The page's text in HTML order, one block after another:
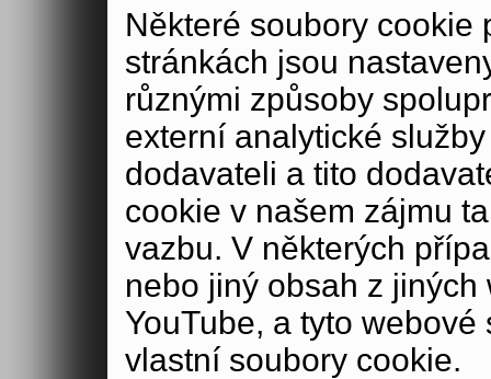
Některé soubory cookie
stránkách jsou
různými způsoby
externí analytické
dodavateli a tito
cookie v našem zájmu
vazbu. V některých
nebo jiný obsah z
YouTube, a tyto
vlastní soubory cookie.